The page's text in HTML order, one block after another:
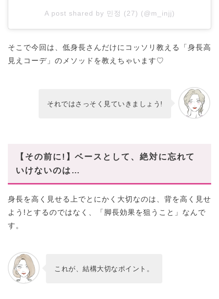
A post shared by 민정 (27) (@m_injj)
そこで今回は、低身長さんだけにコッソリ教える「身長高
見えコーデ」のメソッドを教えちゃいます♡
それではさっそく見ていきましょう!
【その前に!】ベースとして、絶対に忘れて
いけないのは…
身長を高く見せる上でとにかく大切なのは、背を高く見せ
よう!とするのではなく、「脚長効果を狙うこと」なんで
す。
これが、結構大切なポイント。